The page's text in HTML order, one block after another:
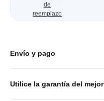
de
reemplazo
Envío y pago
Utilice la garantía del